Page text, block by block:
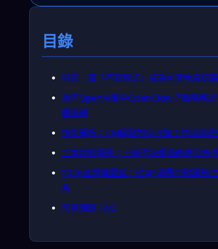
目錄
引言：當「不寫程式」成為AI落地最快
為何OpenAI相中OpenClaw？戰略佈
層邏輯
技術解析：LLM節點如何改變工作流遊
企業實戰場景：三個你沒想過的應用方
2026產業鏈重塑：從API消費到微服務
系
常見問題 FAQ